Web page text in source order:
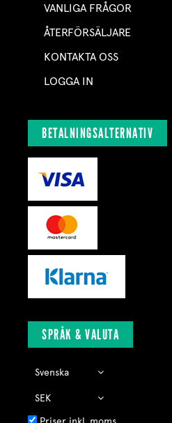
VANLIGA FRÅGOR
ÅTERFÖRSÄLJARE
KONTAKTA OSS
LOGGA IN
BETALNINGSALTERNATIV
SPRÅK & VALUTA